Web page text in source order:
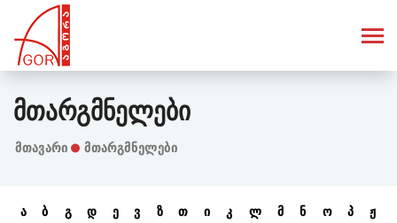
Მთარგმნელები
Მთავარი მთარგმნელები
ა ბ გ დ ე ვ ზ თ ი კ ლ მ ნ ო პ
ჟ